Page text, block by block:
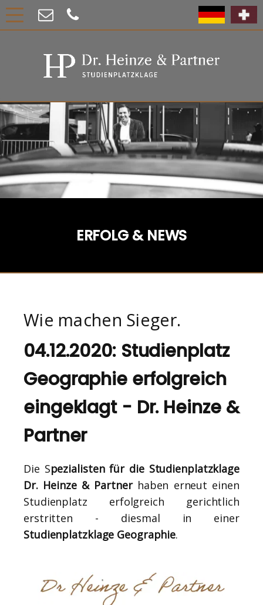
ERFOLG & NEWS
Wie machen Sieger.
04.12.2020: Studienplatz
Geographie erfolgreich
eingeklagt - Dr. Heinze &
Partner
Die Spezialisten für die Studienplatzklage
Dr. Heinze & Partnerhaben erneut einen
Studienplatz erfolgreich gerichtlich
erstritten - diesmal in einer
Studienplatzklage Geographie.